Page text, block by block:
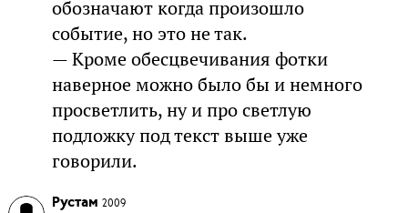
обозначают когда произошло
событие, но это не так.
— Кроме обесцвечивания фотки
наверное можно было бы и немного
просветлить, ну и про светлую
подложку под текст выше уже
говорили.
Рустам 2009